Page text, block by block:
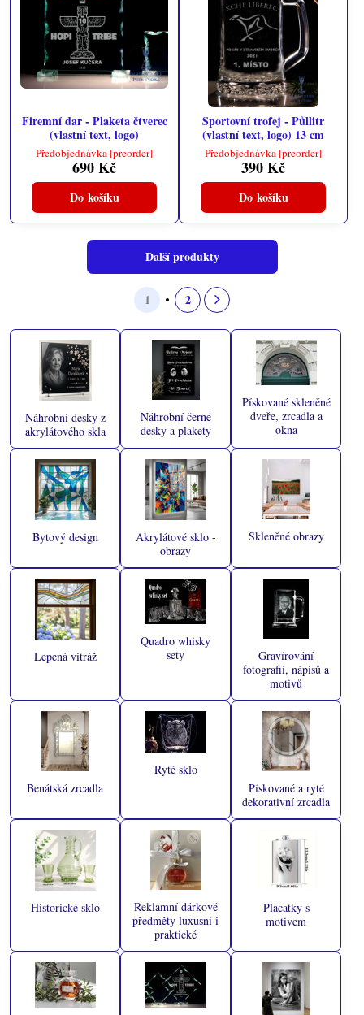
Firemní dar - Plaketa čtverec
(vlastní text, logo)
Předobjednávka [preorder]
690 Kč
Do košíku
Sportovní trofej - Půllitr
(vlastní text, logo) 13 cm
Předobjednávka [preorder]
390 Kč
Do košíku
Další produkty
1 2
Náhrobní desky z
akrylátového skla
Náhrobní černé
desky a plakety
Pískované skleněné
dveře, zrcadla a
okna
Bytový design
Akrylátové sklo -
obrazy
Skleněné obrazy
Lepená vitráž
Quadro whisky
sety
Gravírování
fotografií, nápisů a
motivů
Benátská zrcadla
Ryté sklo
Pískované a ryté
dekorativní zrcadla
Historické sklo
Reklamní dárkové
předměty luxusní i
praktické
Placatky s
motivem